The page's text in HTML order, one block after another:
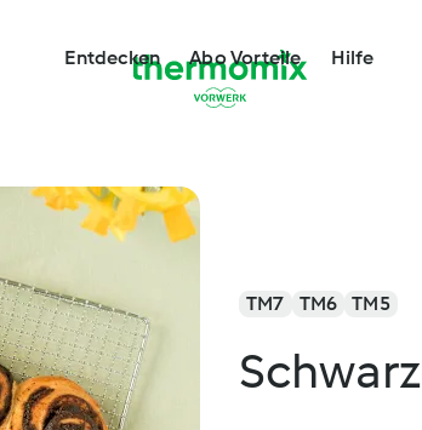
Entdecken Abo Vorteile Hilfe
TM7 TM6 TM5